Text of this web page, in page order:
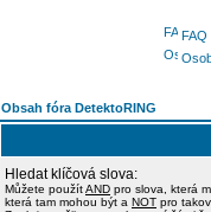
FAQ
Obsah fóra DetektoRING
Hledat klíčová slova:
Můžete použítAND pro slova, která
která tam mohou být a NOT pro